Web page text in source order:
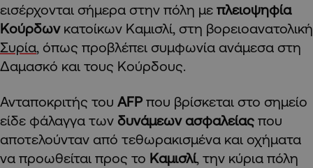
εισέρχονται σήμερα στην πόλη με πλειοψηφία
Κούρδων κατοίκων Καμισλί, στη βορειοανατολική
Συρία, όπως προβλέπει συμφωνία ανάμεσα στη
Δαμασκό και τους Κούρδους.
Ανταποκριτής του AFP που βρίσκεται στο σημείο
είδε φάλαγγα των δυνάμεων ασφαλείας που
αποτελούνταν από τεθωρακισμένα και οχήματα
να προωθείται προς το Καμισλί, την κύρια πόλη